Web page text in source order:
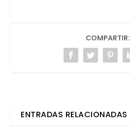
COMPARTIR:
ENTRADAS RELACIONADAS